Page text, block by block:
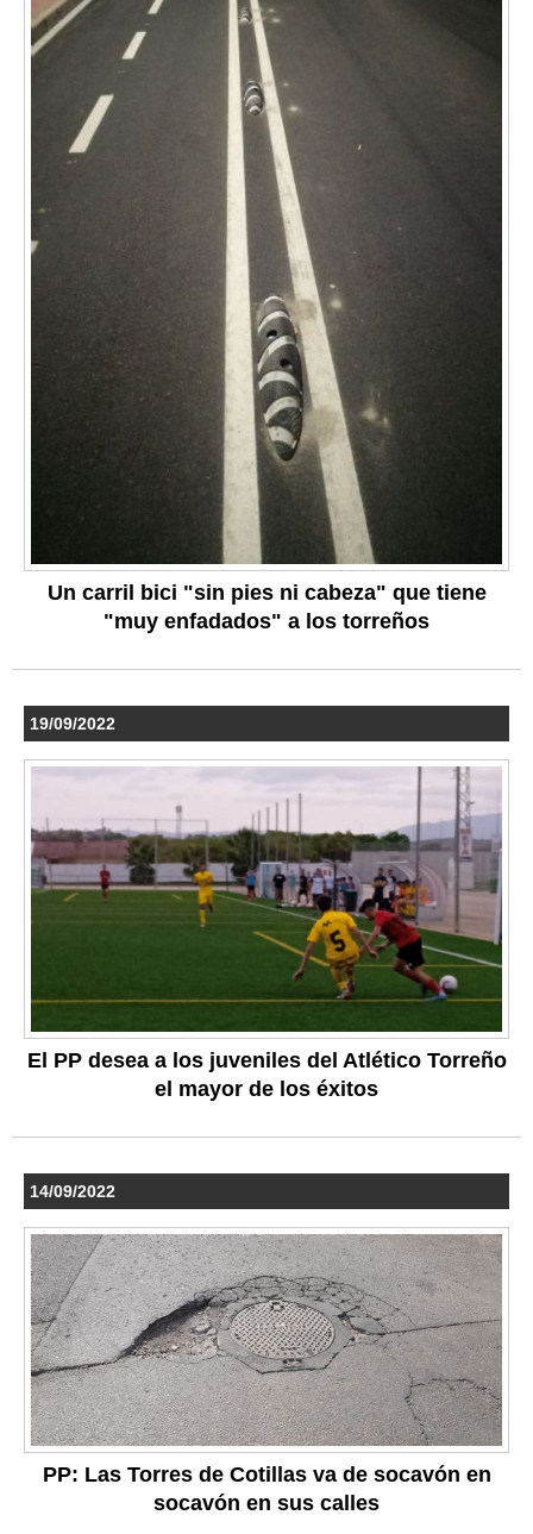
Un carril bici "sin pies ni cabeza" que tiene
"muy enfadados" a los torreños
19/09/2022
El PP desea a los juveniles del Atlético Torreño
el mayor de los éxitos
14/09/2022
PP: Las Torres de Cotillas va de socavón en
socavón en sus calles